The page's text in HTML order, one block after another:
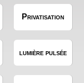
Privatisation
lumière pulsée